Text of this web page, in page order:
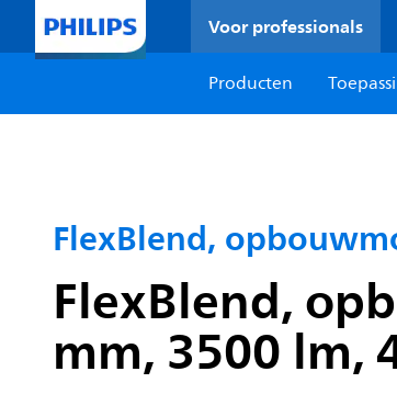
Voor professionals
Producten
FlexBlend,
FlexBlend,
mm, 3500 lm,